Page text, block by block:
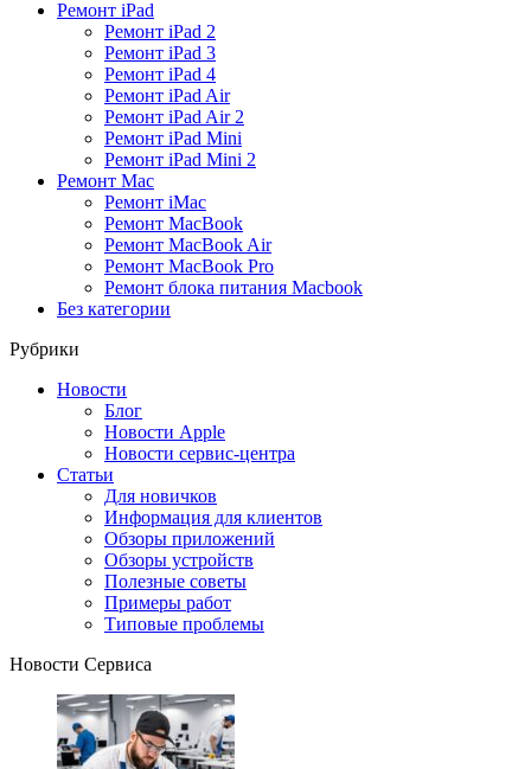
Ремонт iPad
Ремонт iPad 2
Ремонт iPad 3
Ремонт iPad 4
Ремонт iPad Air
Ремонт iPad Air 2
Ремонт iPad Mini
Ремонт iPad Mini 2
Ремонт Mac
Ремонт iMac
Ремонт MacBook
Ремонт MacBook Air
Ремонт MacBook Pro
Ремонт блока питания Macbook
Без категории
Рубрики
Новости
Блог
Новости Apple
Новости сервис-центра
Статьи
Для новичков
Информация для клиентов
Обзоры приложений
Обзоры устройств
Полезные советы
Примеры работ
Типовые проблемы
Новости Сервиса